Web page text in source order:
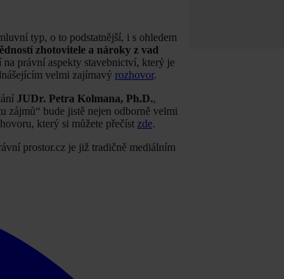
typ, o to podstatnější, i s ohledem
zhotovitele a nároky z vad
právní aspekty stavebnictví, který je
velmi zajímavý rozhovor.
JUDr. Petra Kolmana, Ph.D.,
zájmů“ bude jistě nejen odborně velmi
který si můžete přečíst zde.
prostor.cz je již tradičně mediálním